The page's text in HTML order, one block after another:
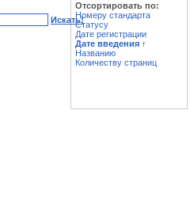
Искать!
Отсортировать по:
Номеру стандарта
Статусу
Дате регистрации
Дате введения ↑
Названию
Количеству страниц